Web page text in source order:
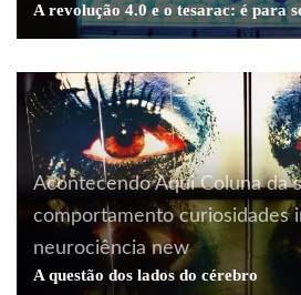
A revolução 4.0 e o tesarac: é para
Acontecendo Aqui Coluna da
comportamento curiosidades
neurociência new
A questão dos lados do cérebro